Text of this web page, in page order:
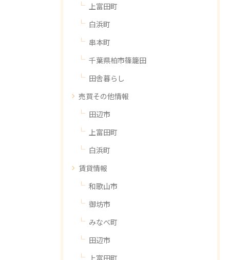
上富田町
白浜町
串本町
千葉県柏市篠籠田
田舎暮らし
売買その他情報
田辺市
上富田町
白浜町
賃貸情報
和歌山市
御坊市
みなべ町
田辺市
上富田町